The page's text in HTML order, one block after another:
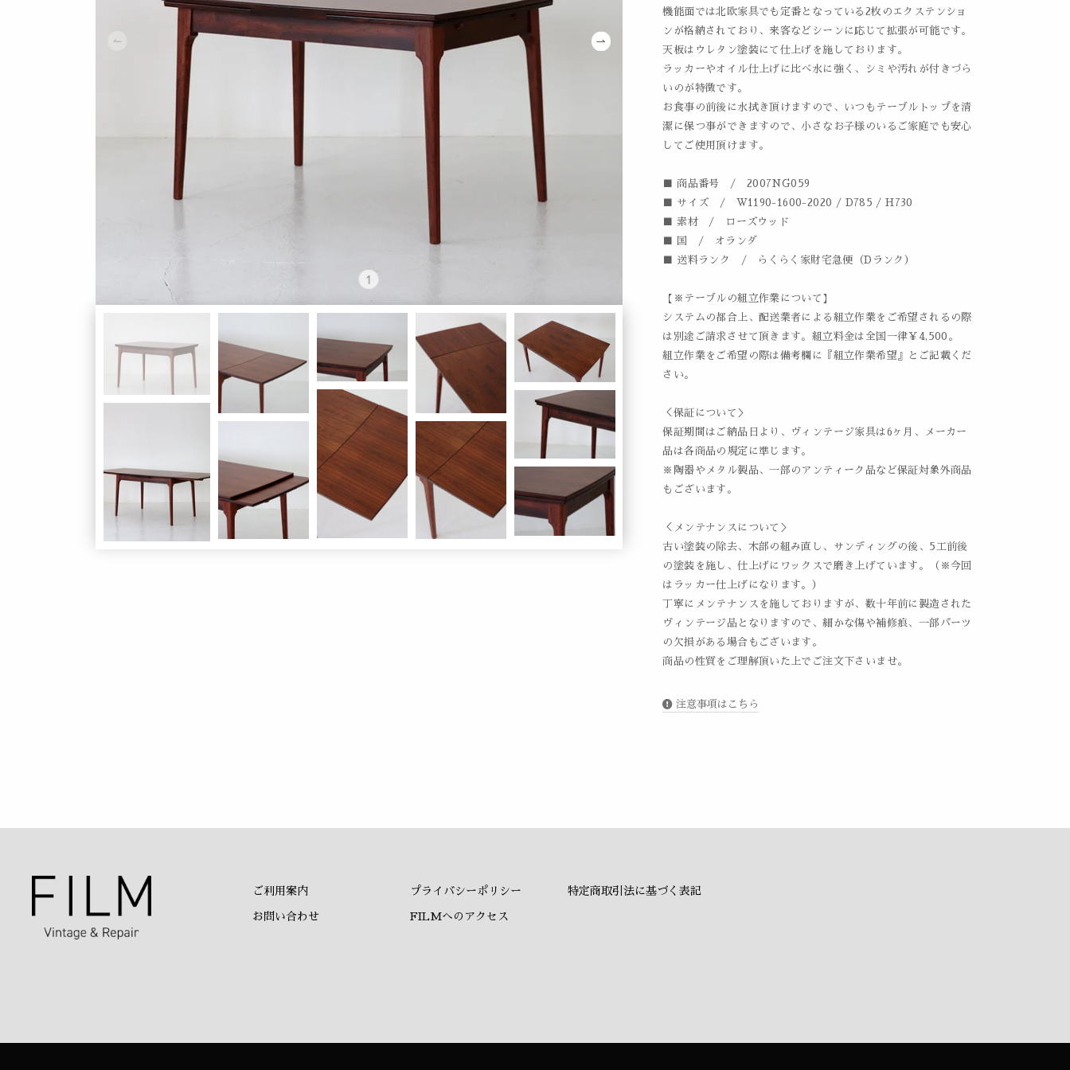
機能面では北欧家具でも定番となっている2枚のエクステンショ
ンが格納されており、来客などシーンに応じて拡張が可能です。
天板はウレタン塗装にて仕上げを施しております。
ラッカーやオイル仕上げに比べ水に強く、シミや汚れが付きづら
いのが特徴です。
お食事の前後に水拭き頂けますので、いつもテーブルトップを清
潔に保つ事ができますので、小さなお子様のいるご家庭でも安心
してご使用頂けます。
■ 商品番号 / 2007NG059
■ サイズ / W1190-1600-2020 / D785 / H730
■ 素材 / ローズウッド
■ 国 / オランダ
■ 送料ランク / らくらく家財宅急便（Dランク）
【※テーブルの組立作業について】
システムの都合上、配送業者による組立作業をご希望されるの際
は別途ご請求させて頂きます。組立料金は全国一律￥4,500。
組立作業をご希望の際は備考欄に『組立作業希望』とご記載くだ
さい。
＜保証について＞
保証期間はご納品日より、ヴィンテージ家具は6ヶ月、メーカー
品は各商品の規定に準じます。
※陶器やメタル製品、一部のアンティーク品など保証対象外商品
もございます。
＜メンテナンスについて＞
古い塗装の除去、木部の組み直し、サンディングの後、5工前後
の塗装を施し、仕上げにワックスで磨き上げています。（※今回
はラッカー仕上げになります。）
丁寧にメンテナンスを施しておりますが、数十年前に製造された
ヴィンテージ品となりますので、細かな傷や補修痕、一部パーツ
の欠損がある場合もございます。
商品の性質をご理解頂いた上でご注文下さいませ。
注意事項はこちら
ご利用案内 プライバシーポリシー 特定商取引法に基づく表記
お問い合わせ FILMへのアクセス